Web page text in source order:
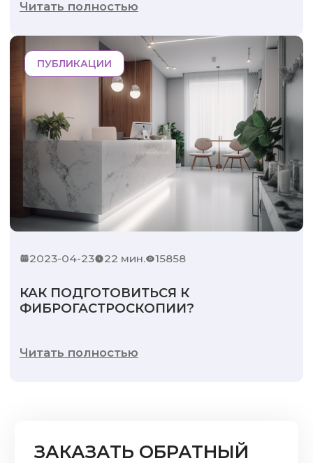
Читать полностью
ПУБЛИКАЦИИ
2023-04-23 22 мин. 15858
КАК ПОДГОТОВИТЬСЯ К
ФИБРОГАСТРОСКОПИИ?
Читать полностью
ЗАКАЗАТЬ ОБРАТНЫЙ